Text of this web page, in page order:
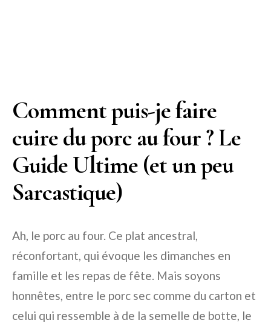
Comment puis-je faire
cuire du porc au four ? Le
Guide Ultime (et un peu
Sarcastique)
Ah, le porc au four. Ce plat ancestral,
réconfortant, qui évoque les dimanches en
famille et les repas de fête. Mais soyons
honnêtes, entre le porc sec comme du carton et
celui qui ressemble à de la semelle de botte, le